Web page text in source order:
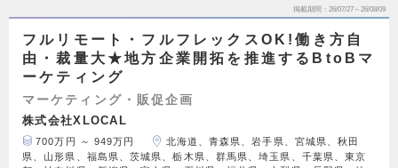
掲載期間 26/07/27～26/08/09
フルリモート・フルフレックスOK!働き方自
由・裁量大★地方企業開拓を推進するBtoBマ
ーケティング
マーケティング・販促企画
株式会社XLOCAL
700万円 ～ 949万円
北海道、青森県、岩手県、宮城県、秋田
県、山形県、福島県、茨城県、栃木県、群馬県、埼玉県、千葉県、東京